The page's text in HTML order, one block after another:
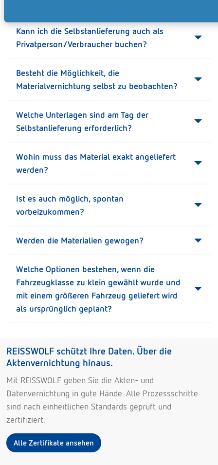
Kann ich die Selbstanlieferung auch als
Privatperson/Verbraucher buchen?
Besteht die Möglichkeit, die
Materialvernichtung selbst zu beobachten?
Welche Unterlagen sind am Tag der
Selbstanlieferung erforderlich?
Wohin muss das Material exakt angeliefert
werden?
Ist es auch möglich, spontan
vorbeizukommen?
Werden die Materialien gewogen?
Welche Optionen bestehen, wenn die
Fahrzeugklasse zu klein gewählt wurde und
mit einem größeren Fahrzeug geliefert wird
als ursprünglich geplant?
REISSWOLF schützt Ihre Daten. Über die
Aktenvernichtung hinaus.
Mit REISSWOLF geben Sie die Akten- und
Datenvernichtung in gute Hände. Alle Prozessschritte
sind nach einheitlichen Standards geprüft und
zertifiziert.
Alle Zertifikate ansehen